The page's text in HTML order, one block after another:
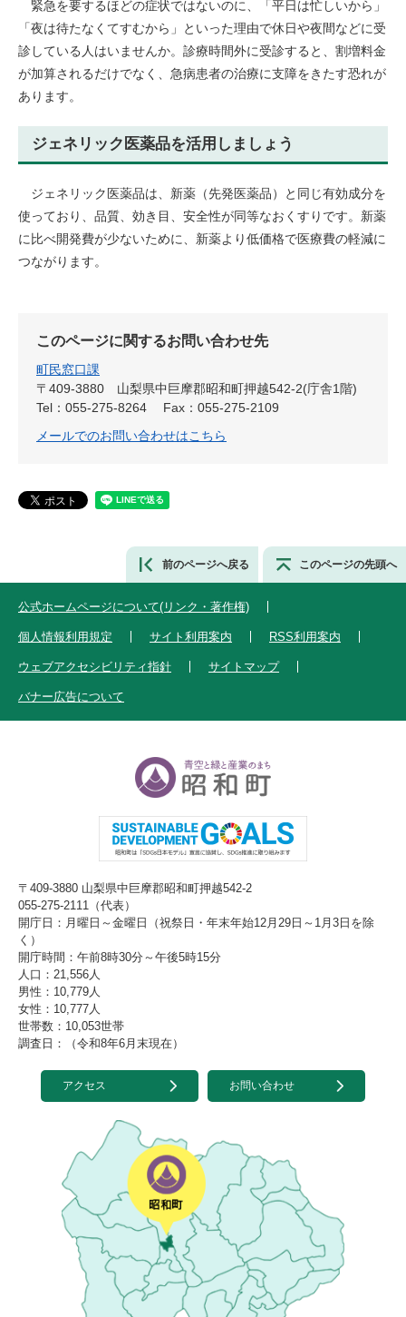
緊急を要するほどの症状ではないのに、「平日は忙しいから」
「夜は待たなくてすむから」といった理由で休日や夜間などに受
診している人はいませんか。診療時間外に受診すると、割増料金
が加算されるだけでなく、急病患者の治療に支障をきたす恐れが
あります。​
ジェネリック医薬品を活用しましょう
ジェネリック医薬品は、新薬（先発医薬品）と同じ有効成分を
使っており、品質、効き目、安全性が同等なおくすりです。新薬
に比べ開発費が少ないために、新薬より低価格で医療費の軽減に
つながります。​
このページに関するお問い合わせ先
町民窓口課
〒409-3880
山梨県中巨摩郡昭和町押越542-2(庁舎1階)
Tel：055-275-8264
Fax：055-275-2109
メールでのお問い合わせはこちら
前のページへ戻る このページの先頭へ
公式ホームページについて(リンク・著作権)
個人情報利用規定 サイト利用案内 RSS利用案内
ウェブアクセシビリティ指針 サイトマップ
バナー広告について
〒409-3880 山梨県中巨摩郡昭和町押越542-2
055-275-2111（代表）
開庁日：月曜日～金曜日（祝祭日・年末年始12月29日～1月3日を除
く）
開庁時間：午前8時30分～午後5時15分
人口：21,556人
男性：10,779人
女性：10,777人
世帯数：10,053世帯
調査日：（令和8年6月末現在）
アクセス お問い合わせ